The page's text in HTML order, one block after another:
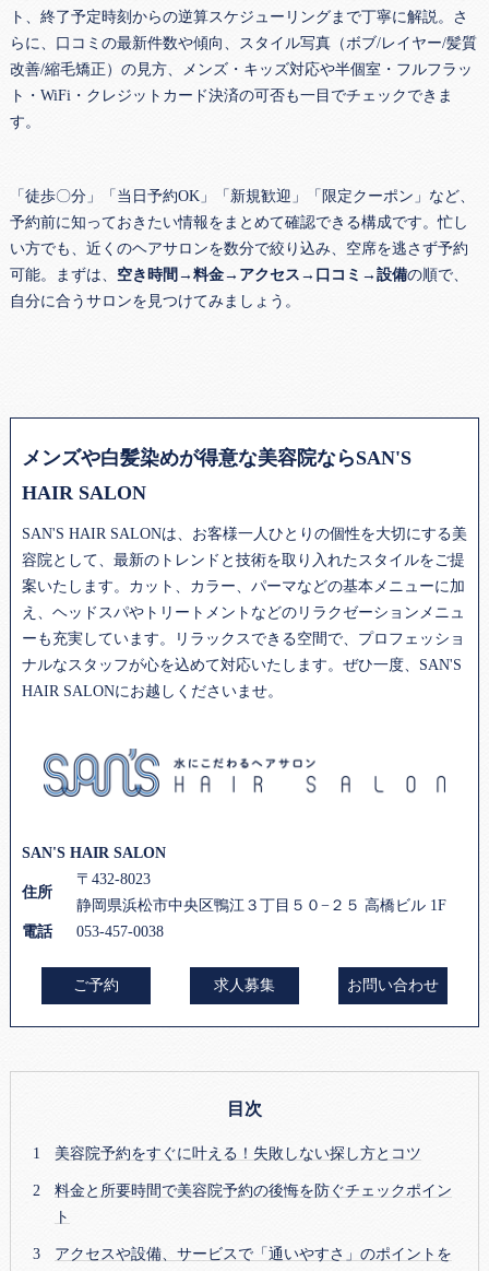
ト、終了予定時刻からの逆算スケジューリングまで丁寧に解説。さ
らに、口コミの最新件数や傾向、スタイル写真（ボブ/レイヤー/髪質
改善/縮毛矯正）の見方、メンズ・キッズ対応や半個室・フルフラッ
ト・WiFi・クレジットカード決済の可否も一目でチェックできま
す。
「徒歩〇分」「当日予約OK」「新規歓迎」「限定クーポン」など、
予約前に知っておきたい情報をまとめて確認できる構成です。忙し
い方でも、近くのヘアサロンを数分で絞り込み、空席を逃さず予約
可能。まずは、 空き時間→料金→アクセス→口コミ→設備の順で、
自分に合うサロンを見つけてみましょう。
メンズや白髪染めが得意な美容院ならSAN'S
HAIR SALON
SAN'S HAIR SALONは、お客様一人ひとりの個性を大切にする美
容院 として、最新のトレンドと技術を取り入れたスタイルをご提
案いたします。カット、カラー、パーマなどの基本メニューに加
え、ヘッドスパやトリートメントなどのリラクゼーションメニュ
ーも充実しています。リラックスできる空間で、プロフェッショ
ナルなスタッフが心を込めて対応いたします。ぜひ一度、SAN'S
HAIR SALONにお越しくださいませ。
SAN'S HAIR SALON
住所
〒432-8023
静岡県浜松市中央区鴨江３丁目５０−２５ 高橋ビル 1F
電話
053-457-0038
ご予約 求人募集 お問い合わせ
目次
美容院予約をすぐに叶える！失敗しない探し方とコツ
料金と所要時間で美容院予約の後悔を防ぐチェックポイン
ト
アクセスや設備、サービスで「通いやすさ」のポイントを